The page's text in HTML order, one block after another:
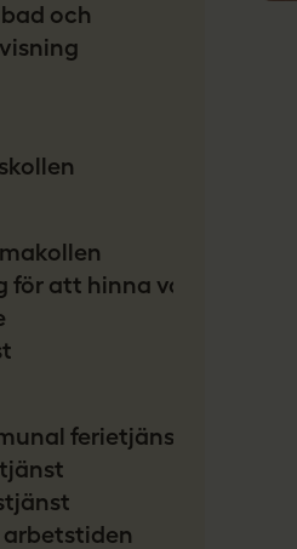
och
för att hinna vara
ferietjänst
arbetstiden